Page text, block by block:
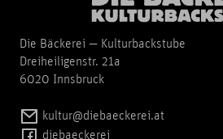
Die Bäckerei — Kulturbackstube
Dreiheiligenstr. 21a
6020 Innsbruck
kultur@diebaeckerei.at
diebaeckerei